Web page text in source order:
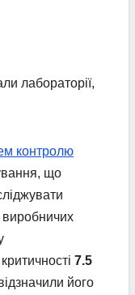
лабораторії,
контролю
що
7.5
його